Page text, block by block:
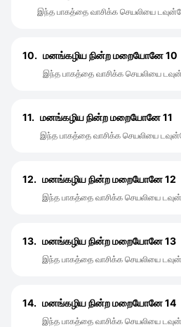
இந்த பாகத்தை வாசிக்க செயலியை
10. மனங்கழிய நின்ற மறையோனே 10
இந்த பாகத்தை வாசிக்க செயலியை
11. மனங்கழிய நின்ற மறையோனே 11
இந்த பாகத்தை வாசிக்க செயலியை
12. மனங்கழிய நின்ற மறையோனே 12
இந்த பாகத்தை வாசிக்க செயலியை
13. மனங்கழிய நின்ற மறையோனே 13
இந்த பாகத்தை வாசிக்க செயலியை
14. மனங்கழிய நின்ற மறையோனே 14
இந்த பாகத்தை வாசிக்க செயலியை